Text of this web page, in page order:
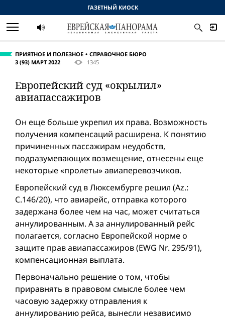
ПРИЯТНОЕ И ПОЛЕЗНОЕ
СПРАВОЧНОЕ БЮРО
3 (93) МАРТ 2022
1345
Европейский суд «окрылил»
авиапассажиров
Он еще больше укрепил их права. Возможность
получения компенсаций расширена. К понятию
причиненных пассажирам неудобств,
подразумевающих возмещение, отнесены еще
некоторые «пролеты» авиаперевозчиков.
Европейский суд в Люксембурге решил (Az.:
C.146/20), что авиарейс, отправка которого
задержана более чем на час, может считаться
аннулированным. А за аннулированный рейс
полагается, согласно Европейской норме о
защите прав авиапассажиров (EWG Nr. 295/91),
компенсационная выплата.
Первоначально решение о том, чтобы
приравнять в правовом смысле более чем
часовую задержку отправления к
аннулированию рейса, вынесли независимо
ГАЗЕТНЫЙ КИОСК